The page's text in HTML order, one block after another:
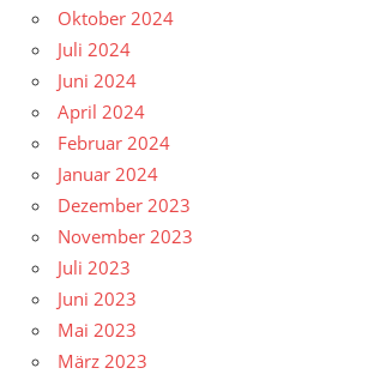
Oktober 2024
Juli 2024
Juni 2024
April 2024
Februar 2024
Januar 2024
Dezember 2023
November 2023
Juli 2023
Juni 2023
Mai 2023
März 2023